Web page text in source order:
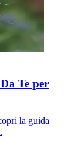
Te per
la guida